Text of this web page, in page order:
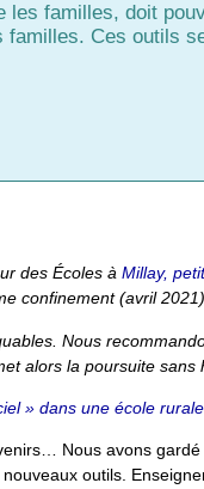
les familles, doit
familles. Ces outils
des Écoles à Millay,
confinement (avril
Nous
alors la poursuite sans
» dans une école
Nous avons
outils.